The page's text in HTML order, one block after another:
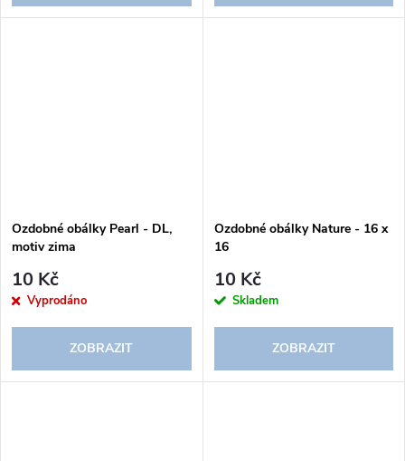
Ozdobné obálky Pearl - DL,
motiv zima
10 Kč
Vyprodáno
ZOBRAZIT
Ozdobné obálky Nature - 16 x
16
10 Kč
Skladem
ZOBRAZIT